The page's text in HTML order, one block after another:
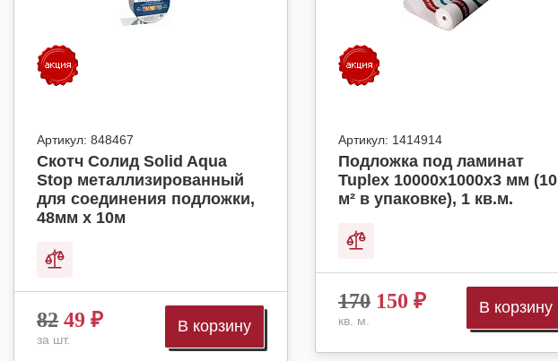
Артикул: 848467
Скотч Солид Solid Aqua
Stop металлизированный
для соединения подложки,
48мм х 10м
82 49 ₽
за шт.
В корзину
Артикул: 1414914
Подложка под ламинат
Tuplex 10000x1000x3 мм (10
м² в упаковке), 1 кв.м.
170 150 ₽
кв. м.
В корзину